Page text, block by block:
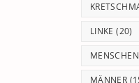
LINKE (20)
MÄNNER